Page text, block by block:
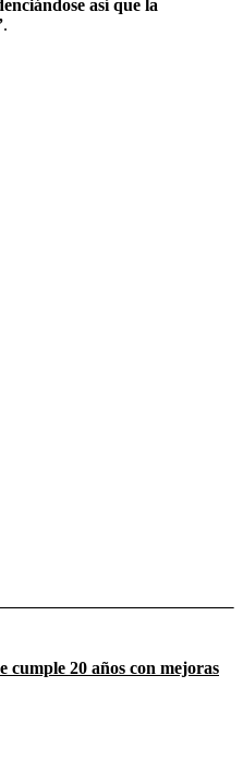
así que la
.
20 años con mejoras